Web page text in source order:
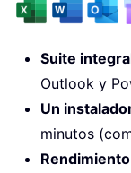
Suite
Outlook y
Un
minutos